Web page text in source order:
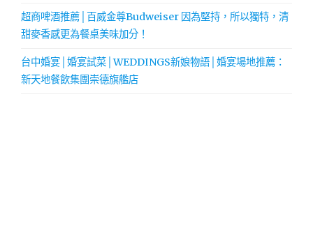
超商啤酒推薦│百威金尊Budweiser 因為堅持，所以獨特，清
甜麥香感更為餐桌美味加分！
台中婚宴│婚宴試菜│WEDDINGS新娘物語│婚宴場地推薦：
新天地餐飲集團崇德旗艦店